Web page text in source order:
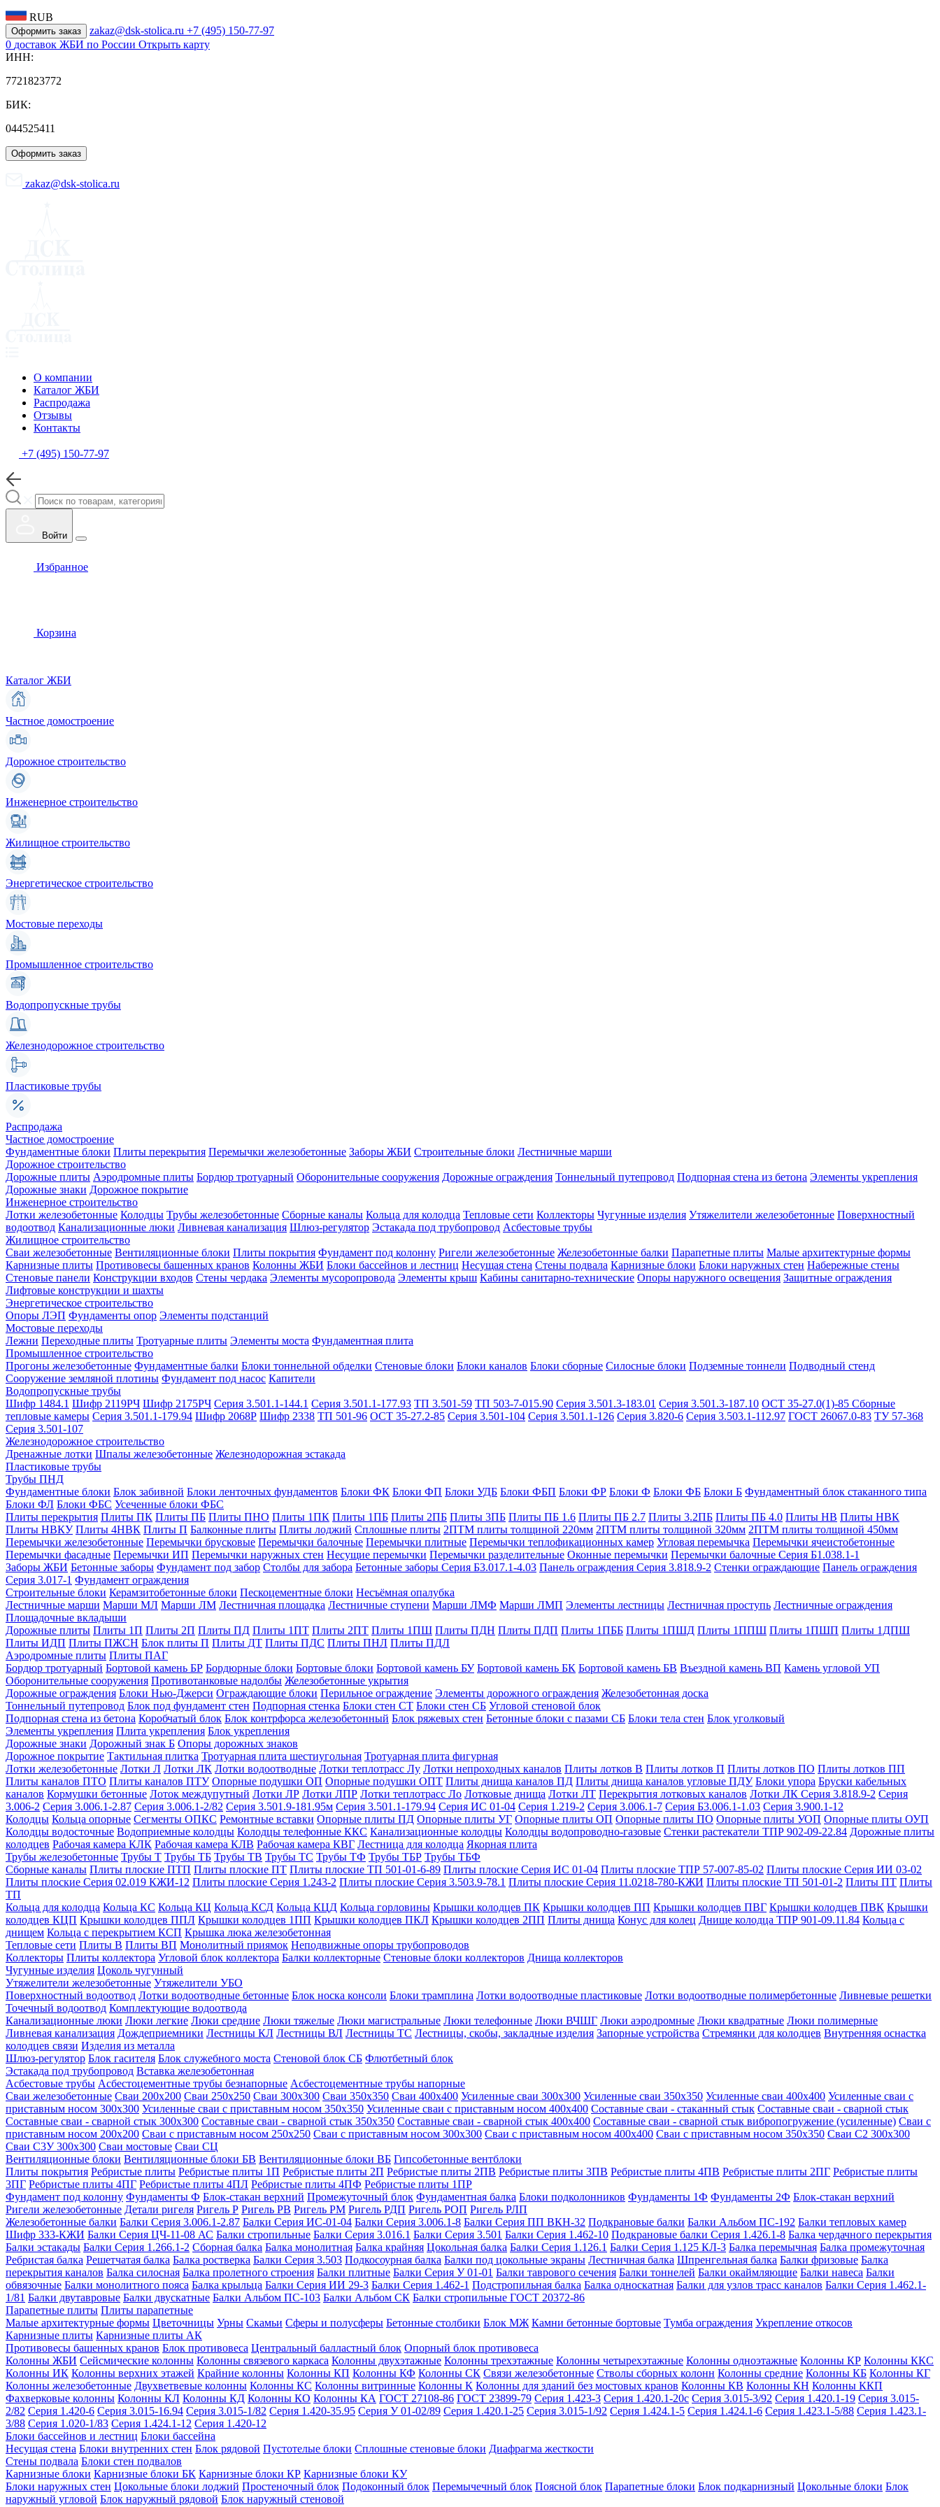
RUB
Оформить заказ zakaz@dsk-stolica.ru +7 (495) 150-77-97
0 доставок ЖБИ по России Открыть карту
ИНН:
7721823772
БИК:
044525411
Оформить заказ
zakaz@dsk-stolica.ru
О компании
Каталог ЖБИ
Распродажа
Отзывы
Контакты
+7 (495) 150-77-97
Войти
Избранное
Корзина
Каталог ЖБИ
Частное домостроение
Дорожное строительство
Инженерное строительство
Жилищное строительство
Энергетическое строительство
Мостовые переходы
Промышленное строительство
Водопропускные трубы
Железнодорожное строительство
Пластиковые трубы
Распродажа
Частное домостроение
Фундаментные блоки Плиты перекрытия Перемычки железобетонные Заборы ЖБИ Строительные блоки Лестничные марши
Дорожное строительство
Дорожные плиты Аэродромные плиты Бордюр тротуарный Оборонительные сооружения Дорожные ограждения Тоннельный путепровод Подпорная стена из бетона Элементы укрепления
Дорожные знаки Дорожное покрытие
Инженерное строительство
Лотки железобетонные Колодцы Трубы железобетонные Сборные каналы Кольца для колодца Тепловые сети Коллекторы Чугунные изделия Утяжелители железобетонные Поверхностный
водоотвод Канализационные люки Ливневая канализация Шлюз-регулятор Эстакада под трубопровод Асбестовые трубы
Жилищное строительство
Сваи железобетонные Вентиляционные блоки Плиты покрытия Фундамент под колонну Ригели железобетонные Железобетонные балки Парапетные плиты Малые архитектурные формы
Карнизные плиты Противовесы башенных кранов Колонны ЖБИ Блоки бассейнов и лестниц Несущая стена Стены подвала Карнизные блоки Блоки наружных стен Набережные стены
Стеновые панели Конструкции входов Стены чердака Элементы мусоропровода Элементы крыш Кабины санитарно-технические Опоры наружного освещения Защитные ограждения
Лифтовые конструкции и шахты
Энергетическое строительство
Опоры ЛЭП Фундаменты опор Элементы подстанций
Мостовые переходы
Лежни Переходные плиты Тротуарные плиты Элементы моста Фундаментная плита
Промышленное строительство
Прогоны железобетонные Фундаментные балки Блоки тоннельной обделки Стеновые блоки Блоки каналов Блоки сборные Силосные блоки Подземные тоннели Подводный стенд
Сооружение земляной плотины Фундамент под насос Капители
Водопропускные трубы
Шифр 1484.1 Шифр 2119РЧ Шифр 2175РЧ Серия 3.501.1-144.1 Серия 3.501.1-177.93 ТП 3.501-59 ТП 503-7-015.90 Серия 3.501.3-183.01 Серия 3.501.3-187.10 ОСТ 35-27.0(1)-85 Сборные
тепловые камеры Серия 3.501.1-179.94 Шифр 2068Р Шифр 2338 ТП 501-96 ОСТ 35-27.2-85 Серия 3.501-104 Серия 3.501.1-126 Серия 3.820-6 Серия 3.503.1-112.97 ГОСТ 26067.0-83 ТУ 57-368
Серия 3.501-107
Железнодорожное строительство
Дренажные лотки Шпалы железобетонные Железнодорожная эстакада
Пластиковые трубы
Трубы ПНД
Фундаментные блоки Блок забивной Блоки ленточных фундаментов Блоки ФК Блоки ФП Блоки УДБ Блоки ФБП Блоки ФР Блоки Ф Блоки ФБ Блоки Б Фундаментный блок стаканного типа
Блоки ФЛ Блоки ФБС Усеченные блоки ФБС
Плиты перекрытия Плиты ПК Плиты ПБ Плиты ПНО Плиты 1ПК Плиты 1ПБ Плиты 2ПБ Плиты 3ПБ Плиты ПБ 1.6 Плиты ПБ 2.7 Плиты 3.2ПБ Плиты ПБ 4.0 Плиты НВ Плиты НВК
Плиты НВКУ Плиты 4НВК Плиты П Балконные плиты Плиты лоджий Сплошные плиты 2ПТМ плиты толщиной 220мм 2ПТМ плиты толщиной 320мм 2ПТМ плиты толщиной 450мм
Перемычки железобетонные Перемычки брусковые Перемычки балочные Перемычки плитные Перемычки теплофикационных камер Угловая перемычка Перемычки ячеистобетонные
Перемычки фасадные Перемычки ИП Перемычки наружных стен Несущие перемычки Перемычки разделительные Оконные перемычки Перемычки балочные Серия Б1.038.1-1
Заборы ЖБИ Бетонные заборы Фундамент под забор Столбы для забора Бетонные заборы Серия Б3.017.1-4.03 Панель ограждения Серия 3.818.9-2 Стенки ограждающие Панель ограждения
Серия 3.017-1 Фундамент ограждения
Строительные блоки Керамзитобетонные блоки Пескоцементные блоки Несъёмная опалубка
Лестничные марши Марши МЛ Марши ЛМ Лестничная площадка Лестничные ступени Марши ЛМФ Марши ЛМП Элементы лестницы Лестничная проступь Лестничные ограждения
Площадочные вкладыши
Дорожные плиты Плиты 1П Плиты 2П Плиты ПД Плиты 1ПТ Плиты 2ПТ Плиты 1ПШ Плиты ПДН Плиты ПДП Плиты 1ПББ Плиты 1ПШД Плиты 1ППШ Плиты 1ПШП Плиты 1ДПШ
Плиты ИДП Плиты ПЖСН Блок плиты П Плиты ДТ Плиты ПДС Плиты ПНЛ Плиты ПДЛ
Аэродромные плиты Плиты ПАГ
Бордюр тротуарный Бортовой камень БР Бордюрные блоки Бортовые блоки Бортовой камень БУ Бортовой камень БК Бортовой камень БВ Въездной камень ВП Камень угловой УП
Оборонительные сооружения Противотанковые надолбы Железобетонные укрытия
Дорожные ограждения Блоки Нью-Джерси Ограждающие блоки Перильное ограждение Элементы дорожного ограждения Железобетонная доска
Тоннельный путепровод Блок под фундамент стен Подпорная стенка Блоки стен СТ Блоки стен СБ Угловой стеновой блок
Подпорная стена из бетона Коробчатый блок Блок контрфорса железобетонный Блок ряжевых стен Бетонные блоки с пазами СБ Блоки тела стен Блок уголковый
Элементы укрепления Плита укрепления Блок укрепления
Дорожные знаки Дорожный знак Б Опоры дорожных знаков
Дорожное покрытие Тактильная плитка Тротуарная плита шестиугольная Тротуарная плита фигурная
Лотки железобетонные Лотки Л Лотки ЛК Лотки водоотводные Лотки теплотрасс Лу Лотки непроходных каналов Плиты лотков В Плиты лотков П Плиты лотков ПО Плиты лотков ПП
Плиты каналов ПТО Плиты каналов ПТУ Опорные подушки ОП Опорные подушки ОПТ Плиты днища каналов ПД Плиты днища каналов угловые ПДУ Блоки упора Бруски кабельных
каналов Кормушки бетонные Лоток междупутный Лотки ЛР Лотки ЛПР Лотки теплотрасс Ло Лотковые днища Лотки ЛТ Перекрытия лотковых каналов Лотки ЛК Серия 3.818.9-2 Серия
3.006-2 Серия 3.006.1-2.87 Серия 3.006.1-2/82 Серия 3.501.9-181.95м Серия 3.501.1-179.94 Серия ИС 01-04 Серия 1.219-2 Серия 3.006.1-7 Серия Б3.006.1-1.03 Серия 3.900.1-12
Колодцы Кольца опорные Сегменты ОПКС Ремонтные вставки Опорные плиты ПД Опорные плиты УГ Опорные плиты ОП Опорные плиты ПО Опорные плиты УОП Опорные плиты ОУП
Колодцы водосточные Водоприемные колодцы Колодцы телефонные ККС Канализационные колодцы Колодцы водопроводно-газовые Стенки растекатели ТПР 902-09-22.84 Дорожные плиты
колодцев Рабочая камера КЛК Рабочая камера КЛВ Рабочая камера КВГ Лестница для колодца Якорная плита
Трубы железобетонные Трубы Т Трубы ТБ Трубы ТВ Трубы ТС Трубы ТФ Трубы ТБР Трубы ТБФ
Сборные каналы Плиты плоские ПТП Плиты плоские ПТ Плиты плоские ТП 501-01-6-89 Плиты плоские Серия ИС 01-04 Плиты плоские ТПР 57-007-85-02 Плиты плоские Серия ИИ 03-02
Плиты плоские Серия 02.019 КЖИ-12 Плиты плоские Серия 1.243-2 Плиты плоские Серия 3.503.9-78.1 Плиты плоские Серия 11.0218-780-КЖИ Плиты плоские ТП 501-01-2 Плиты ПТ Плиты
ТП
Кольца для колодца Кольца КС Кольца КЦ Кольца КСД Кольца КЦД Кольца горловины Крышки колодцев ПК Крышки колодцев ПП Крышки колодцев ПВГ Крышки колодцев ПВК Крышки
колодцев КЦП Крышки колодцев ППЛ Крышки колодцев 1ПП Крышки колодцев ПКЛ Крышки колодцев 2ПП Плиты днища Конус для колец Днище колодца ТПР 901-09.11.84 Кольца с
днищем Кольца с перекрытием КСП Крышка люка железобетонная
Тепловые сети Плиты В Плиты ВП Монолитный приямок Неподвижные опоры трубопроводов
Коллекторы Плиты коллектора Угловой блок коллектора Балки коллекторные Стеновые блоки коллекторов Днища коллекторов
Чугунные изделия Цоколь чугунный
Утяжелители железобетонные Утяжелители УБО
Поверхностный водоотвод Лотки водоотводные бетонные Блок носка консоли Блоки трамплина Лотки водоотводные пластиковые Лотки водоотводные полимербетонные Ливневые решетки
Точечный водоотвод Комплектующие водоотвода
Канализационные люки Люки легкие Люки средние Люки тяжелые Люки магистральные Люки телефонные Люки ВЧШГ Люки аэродромные Люки квадратные Люки полимерные
Ливневая канализация Дождеприемники Лестницы КЛ Лестницы ВЛ Лестницы ТС Лестницы, скобы, закладные изделия Запорные устройства Стремянки для колодцев Внутренняя оснастка
колодцев связи Изделия из металла
Шлюз-регулятор Блок гасителя Блок служебного моста Стеновой блок СБ Флютбетный блок
Эстакада под трубопровод Вставка железобетонная
Асбестовые трубы Асбестоцементные трубы безнапорные Асбестоцементные трубы напорные
Сваи железобетонные Сваи 200х200 Сваи 250х250 Сваи 300х300 Сваи 350х350 Сваи 400х400 Усиленные сваи 300х300 Усиленные сваи 350х350 Усиленные сваи 400х400 Усиленные сваи с
приставным носом 300х300 Усиленные сваи с приставным носом 350х350 Усиленные сваи с приставным носом 400х400 Составные сваи - стаканный стык Составные сваи - сварной стык
Составные сваи - сварной стык 300х300 Составные сваи - сварной стык 350х350 Составные сваи - сварной стык 400х400 Составные сваи - сварной стык вибропогружение (усиленные) Сваи с
приставным носом 200х200 Сваи с приставным носом 250х250 Сваи с приставным носом 300х300 Сваи с приставным носом 400х400 Сваи с приставным носом 350х350 Сваи С2 300х300
Сваи С3У 300х300 Сваи мостовые Сваи СЦ
Вентиляционные блоки Вентиляционные блоки БВ Вентиляционные блоки ВБ Гипсобетонные вентблоки
Плиты покрытия Ребристые плиты Ребристые плиты 1П Ребристые плиты 2П Ребристые плиты 2ПВ Ребристые плиты 3ПВ Ребристые плиты 4ПВ Ребристые плиты 2ПГ Ребристые плиты
3ПГ Ребристые плиты 4ПГ Ребристые плиты 4ПЛ Ребристые плиты 4ПФ Ребристые плиты 1ПР
Фундамент под колонну Фундаменты Ф Блок-стакан верхний Промежуточный блок Фундаментная балка Блоки подколонников Фундаменты 1Ф Фундаменты 2Ф Блок-стакан верхний
Ригели железобетонные Детали ригеля Ригель Р Ригель РВ Ригель РМ Ригель РДП Ригель РОП Ригель РЛП
Железобетонные балки Балки Серия 3.006.1-2.87 Балки Серия ИС-01-04 Балки Серия 3.006.1-8 Балки Серия ПП ВКН-32 Подкрановые балки Балки Альбом ПС-192 Балки тепловых камер
Шифр 333-КЖИ Балки Серия ЦЧ-11-08 АС Балки стропильные Балки Серия 3.016.1 Балки Серия 3.501 Балки Серия 1.462-10 Подкрановые балки Серия 1.426.1-8 Балка чердачного перекрытия
Балки эстакады Балки Серия 1.266.1-2 Сборная балка Балка монолитная Балка крайняя Цокольная балка Балки Серия 1.126.1 Балки Серия 1.125 КЛ-3 Балка перемычная Балка промежуточная
Ребристая балка Решетчатая балка Балка ростверка Балки Серия 3.503 Подкосоурная балка Балки под цокольные экраны Лестничная балка Шпренгельная балка Балки фризовые Балка
перекрытия каналов Балка силосная Балка пролетного строения Балки плитные Балки Серия У 01-01 Балки таврового сечения Балки тоннелей Балки окаймляющие Балки навеса Балки
обвязочные Балки монолитного пояса Балка крыльца Балки Серия ИИ 29-3 Балки Серия 1.462-1 Подстропильная балка Балка односкатная Балки для узлов трасс каналов Балки Серия 1.462.1-
1/81 Балки двутавровые Балки двускатные Балки Альбом ПС-103 Балки Альбом СК Балки стропильные ГОСТ 20372-86
Парапетные плиты Плиты парапетные
Малые архитектурные формы Цветочницы Урны Скамьи Сферы и полусферы Бетонные столбики Блок МЖ Камни бетонные бортовые Тумба ограждения Укрепление откосов
Карнизные плиты Карнизные плиты АК
Противовесы башенных кранов Блок противовеса Центральный балластный блок Опорный блок противовеса
Колонны ЖБИ Сейсмические колонны Колонны связевого каркаса Колонны двухэтажные Колонны трехэтажные Колонны четырехэтажные Колонны одноэтажные Колонны КР Колонны ККС
Колонны ИК Колонны верхних этажей Крайние колонны Колонны КП Колонны КФ Колонны СК Связи железобетонные Стволы сборных колонн Колонны средние Колонны КБ Колонны КГ
Колонны железобетонные Двухветвевые колонны Колонны КС Колонны витринные Колонны К Колонны для зданий без мостовых кранов Колонны КВ Колонны КН Колонны ККП
Фахверковые колонны Колонны КЛ Колонны КД Колонны КО Колонны КА ГОСТ 27108-86 ГОСТ 23899-79 Серия 1.423-3 Серия 1.420.1-20с Серия 3.015-3/92 Серия 1.420.1-19 Серия 3.015-
2/82 Серия 1.420-6 Серия 3.015-16.94 Серия 3.015-1/82 Серия 1.420-35.95 Серия У 01-02/89 Серия 1.420.1-25 Серия 3.015-1/92 Серия 1.424.1-5 Серия 1.424.1-6 Серия 1.423.1-5/88 Серия 1.423.1-
3/88 Серия 1.020-1/83 Серия 1.424.1-12 Серия 1.420-12
Блоки бассейнов и лестниц Блоки бассейна
Несущая стена Блоки внутренних стен Блок рядовой Пустотелые блоки Сплошные стеновые блоки Диафрагма жесткости
Стены подвала Блоки стен подвалов
Карнизные блоки Карнизные блоки БК Карнизные блоки КР Карнизные блоки КУ
Блоки наружных стен Цокольные блоки лоджий Простеночный блок Подоконный блок Перемычечный блок Поясной блок Парапетные блоки Блок подкарнизный Цокольные блоки Блок
наружный угловой Блок наружный рядовой Блок наружный стеновой